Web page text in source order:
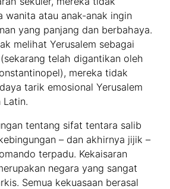
wanita atau anak-anak ingin
yang panjang dan berbahaya.
melihat Yerusalem sebagai
telah digantikan oleh
mereka tidak
tarik emosional Yerusalem
Latin.
tentang sifat tentara salib
– dan akhirnya jijik –
terpadu. Kekaisaran
negara yang sangat
Semua kekuasaan berasal